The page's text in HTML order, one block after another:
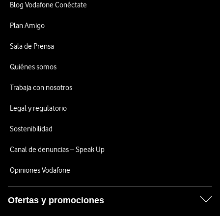
Blog Vodafone Conéctate
Plan Amigo
Sala de Prensa
Quiénes somos
Trabaja con nosotros
Legal y regulatorio
Sostenibilidad
Canal de denuncias – Speak Up
Opiniones Vodafone
Ofertas y promociones